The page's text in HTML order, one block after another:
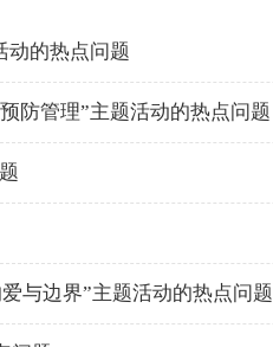
动的热点问题
防管理”主题活动的热点问题
与边界”主题活动的热点问题